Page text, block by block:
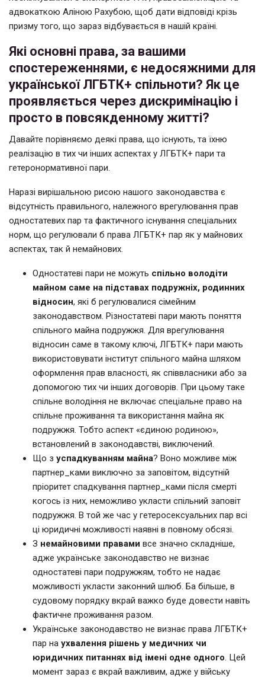
адвокаткою Аліною Рахубою, щоб дати відповіді крізь
призму того, що зараз відбувається в нашій країні.
Які основні права, за вашими
спостереженнями, є недосяжними для
української ЛГБТК+ спільноти? Як це
проявляється через дискримінацію і
просто в повсякденному житті?
Давайте порівняємо деякі права, що існують, та їхню
реалізацію в тих чи інших аспектах у ЛГБТК+ пари та
гетеронормативної пари.
Наразі вирішальною рисою нашого законодавства є
відсутність правильного, належного врегулювання прав
одностатевих пар та фактичного існування спеціальних
норм, що регулювали б права ЛГБТК+ пар як у майнових
аспектах, так й немайнових.
Одностатеві пари не можуть спільно володіти
майном саме на підставах подружніх, родинних
відносин, які б регулювалися сімейним
законодавством. Різностатеві пари мають поняття
спільного майна подружжя. Для врегулювання
відносин саме в такому ключі, ЛГБТК+ пари мають
використовувати інститут спільного майна шляхом
оформлення прав власності, як співвласники або за
допомогою тих чи інших договорів. При цьому таке
спільне володіння не включає спеціальне право на
спільне проживання та використання майна як
подружжя. Тобто аспект «єдиною родиною»,
встановлений в законодавстві, виключений.
Що з успадкуванням майна? Воно можливе між
партнер_ками виключно за заповітом, відсутній
пріоритет спадкування партнер_ками після смерті
когось із них, неможливо укласти спільний заповіт
подружжя. В той же час у гетеросексуальних пар всі
ці юридичні можливості наявні в повному обсязі.
З немайновими правами все значно складніше,
адже українське законодавство не визнає
одностатеві пари подружжям, тобто не надає
можливості укласти законний шлюб. Ба більше, в
судовому порядку вкрай важко буде довести навіть
фактичне проживання разом.
Українське законодавство не визнає права ЛГБТК+
пар на ухвалення рішень у медичних чи
юридичних питаннях від імені одне одного. Цей
момент зараз є вкрай важливим, адже у війську